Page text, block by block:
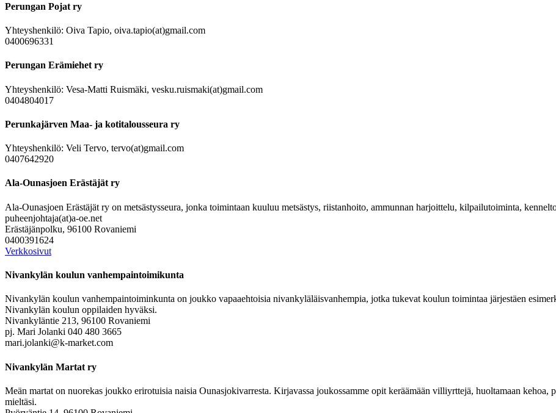
Perungan Pojat ry
Yhteyshenkilö: Oiva Tapio, oiva.tapio(at)gmail.com
0400696331
Perungan Erämiehet ry
Yhteyshenkilö: Vesa-Matti Ruismäki, vesku.ruismaki(at)gmail.com
0404804017
Perunkajärven Maa- ja kotitalousseura ry
Yhteyshenkilö: Veli Tervo, tervo(at)gmail.com
0407642920
Ala-Ounasjoen Erästäjät ry
Ala-Ounasjoen Erästäjät ry on metsästysseura, jonka toimintaan kuuluu metsästys, riistanhoito, ammunnan harjoittelu, kilpailutoiminta,
puheenjohtaja(at)a-oe.net
Erästäjänpolku, 96100 Rovaniemi
0400391624
Verkkosivut
Nivankylän koulun vanhempaintoimikunta
Nivankylän koulun vanhempaintoiminkunta on joukko vapaaehtoisia nivankyläläisvanhempia, jotka tukevat koulun toimintaa järjestäen
Nivankylän koulun oppilaiden hyväksi.
Nivankyläntie 213, 96100 Rovaniemi
pj. Mari Jolanki 040 480 3665
mari.jolanki@k-market.com
Nivankylän Martat ry
Meän martat on nuorekas joukko erirotuisia naisia Ounasjokivarresta. Kirjavassa joukossamme opit keräämään villiyrttejä, huoltamaan
mieltäsi.